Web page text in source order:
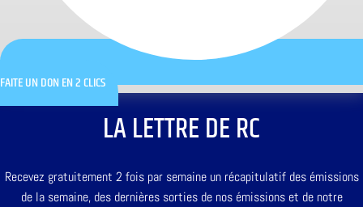
FAITE UN DON EN 2 CLICS
LA LETTRE DE RC
Recevez gratuitement 2 fois par semaine un récapitulatif des émissions
de la semaine, des dernières sorties de nos émissions et de notre